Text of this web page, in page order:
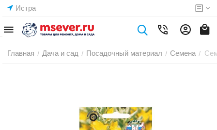
Истра
Главная / Дача и сад / Посадочный материал / Семена /